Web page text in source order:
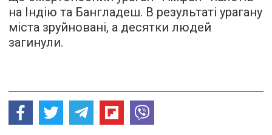
на Індію та Бангладеш. В результаті урагану
міста зруйновані, а десятки людей
загинули.